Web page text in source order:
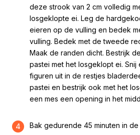
deze strook van 2 cm volledig
losgeklopte ei. Leg de
eieren op de vulling en bedek
vulling. Bedek met de tweede
Maak de randen dicht. Bestrijk
pastei met het losgeklopt ei. Snij
figuren uit in de restjes
pastei en bestrijk ook met het
een mes een opening in het
4 Bak gedurende 45 minuten in de